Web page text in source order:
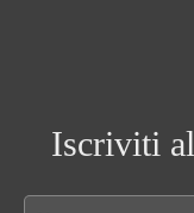
Iscriviti